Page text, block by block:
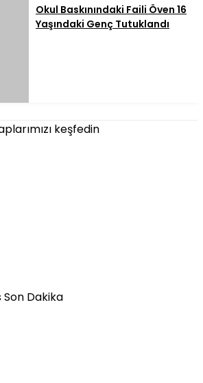
Okul Baskınındaki Faili Öven 16
Yaşındaki Genç Tutuklandı
keşfedin